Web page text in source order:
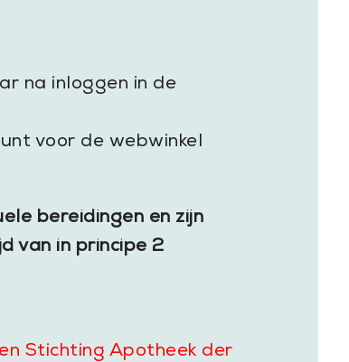
na inloggen in de
voor de webwinkel
bereidingen en zijn
van in principe 2
Stichting Apotheek der